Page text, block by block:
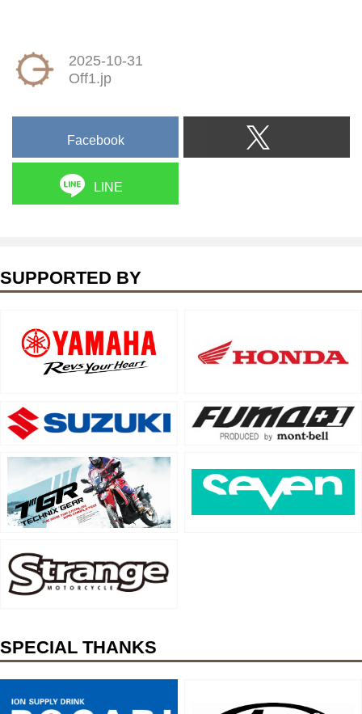
2025-10-31
Off1.jp
Facebook
LINE
SUPPORTED BY
SPECIAL THANKS